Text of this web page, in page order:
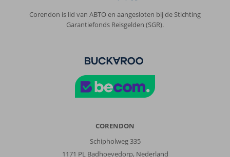
Corendon is lid van ABTO en aangesloten bij de Stichting
Garantiefonds Reisgelden (SGR).
CORENDON
Schipholweg 335
1171 PL Badhoevedorp, Nederland